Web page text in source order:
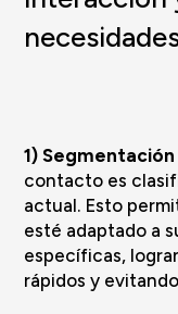
1)
contacto es
actual. Esto
esté adaptado a
específicas,
rápidos y